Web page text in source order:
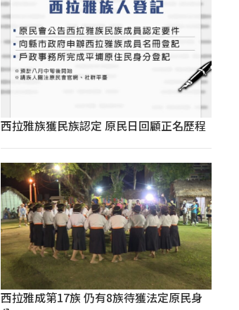
西拉雅族獲民族認定 原民日回顧正名歷程
西拉雅成第17族 仍有8族待獲法定原民身